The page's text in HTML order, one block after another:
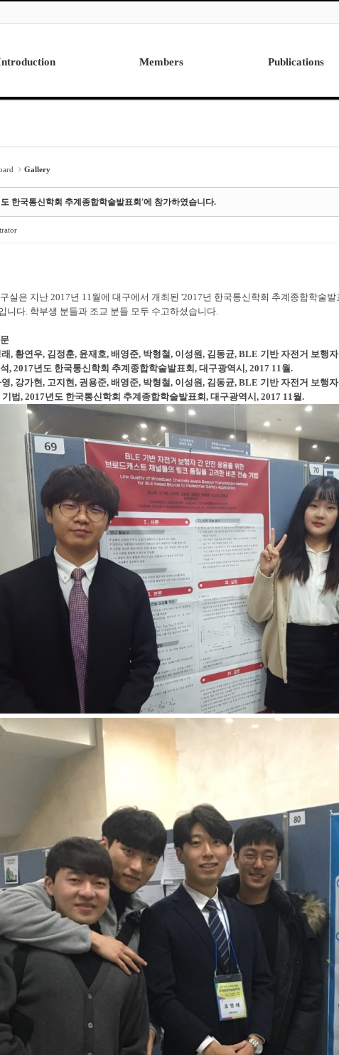
Members
Alumni
Publications
Gallery
도 한국통신학회 추계종합학술발표회'에 참가하였습니다.
실은 지난 2017년 11월에 대구에서 개최된 '2017년 한국통신학회 추계종합학술
니다. 학부생 분들과 조교 분들 모두 수고하셨습니다.
, 황연우, 김정훈, 윤재호, 배영준, 박형철, 이성원, 김동균, BLE 기반 자전거 보행
, 2017년도 한국통신학회 추계종합학술발표회, 대구광역시, 2017 11월.
, 강가현, 고지현, 권용준, 배영준, 박형철, 이성원, 김동균, BLE 기반 자전거 보행
기법, 2017년도 한국통신학회 추계종합학술발표회, 대구광역시, 2017 11월.